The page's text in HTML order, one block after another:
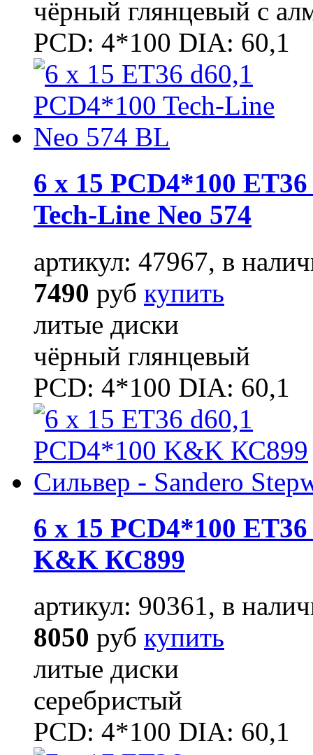
чёрный глянцевый с
PCD: 4*100 DIA: 60,1
6 x 15 PCD4*100
Tech-Line Neo 574
артикул: 47967, в
7490 руб купить
литые диски
чёрный глянцевый
PCD: 4*100 DIA: 60,1
6 x 15 PCD4*100
K&K КС899
артикул: 90361, в
8050 руб купить
литые диски
серебристый
PCD: 4*100 DIA: 60,1